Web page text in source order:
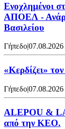
Ενοχλημένοι
ΑΠΟΕΛ -
Βασιλείου
Γήπεδο|07.08.2026
«Κερδίζει»
Γήπεδο|
ALEPOU &
από την ΚΕΟ.